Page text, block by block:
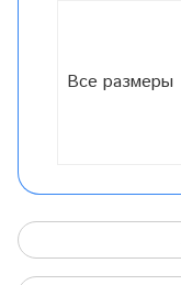
Все размеры